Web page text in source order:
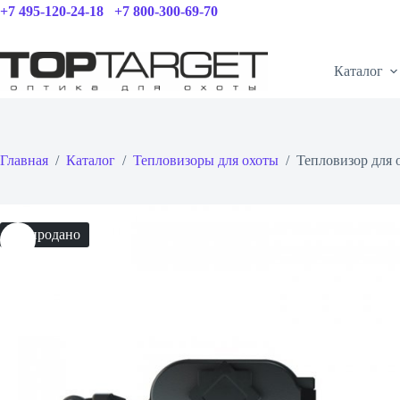
Перейти
+7 495-120-24-18 +7 800-300-69-70
Каталог
Главная / Каталог / Тепловизоры для охоты / Тепловизор для
Распродано